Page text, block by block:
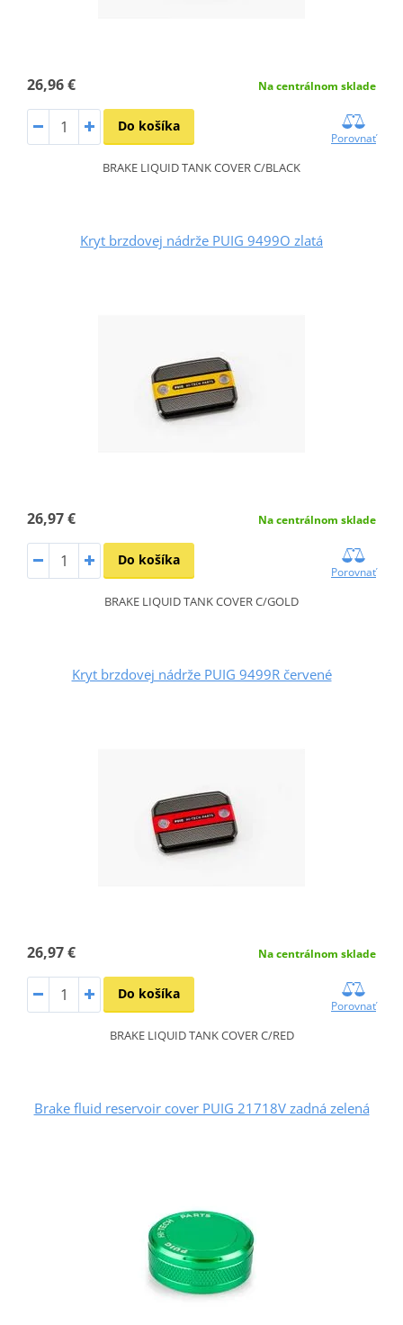
26,96 € Na centrálnom sklade
Do košíka
Porovnať
BRAKE LIQUID TANK COVER C/BLACK
Kryt brzdovej nádrže PUIG 9499O zlatá
26,97 € Na centrálnom sklade
Do košíka
Porovnať
BRAKE LIQUID TANK COVER C/GOLD
Kryt brzdovej nádrže PUIG 9499R červené
26,97 € Na centrálnom sklade
Do košíka
Porovnať
BRAKE LIQUID TANK COVER C/RED
Brake fluid reservoir cover PUIG 21718V zadná zelená